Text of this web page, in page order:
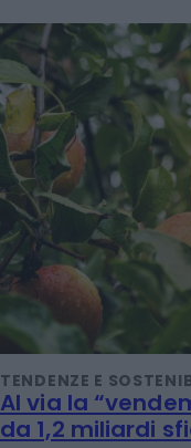
TENDENZE E
Al via la
da 1,2 miliardi